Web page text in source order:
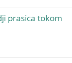
prasica tokom